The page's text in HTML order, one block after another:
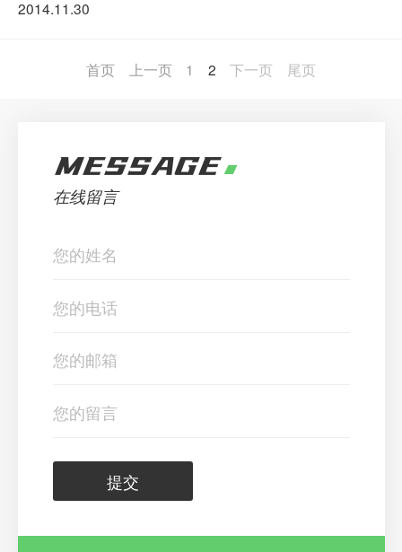
2014.11.30
首页 上一页 1 2 下一页 尾页
MESSAGE
在线留言
提交